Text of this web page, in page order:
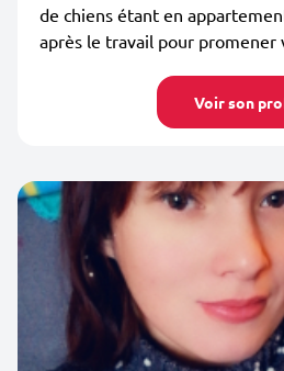
de chiens étant en
après le travail pour
Voir son